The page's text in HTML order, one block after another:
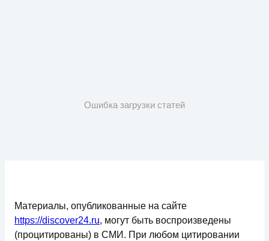
Ошибка загрузки статей
Материалы, опубликованные на сайте
https://discover24.ru, могут быть воспроизведены
(процитированы) в СМИ. При любом цитировании